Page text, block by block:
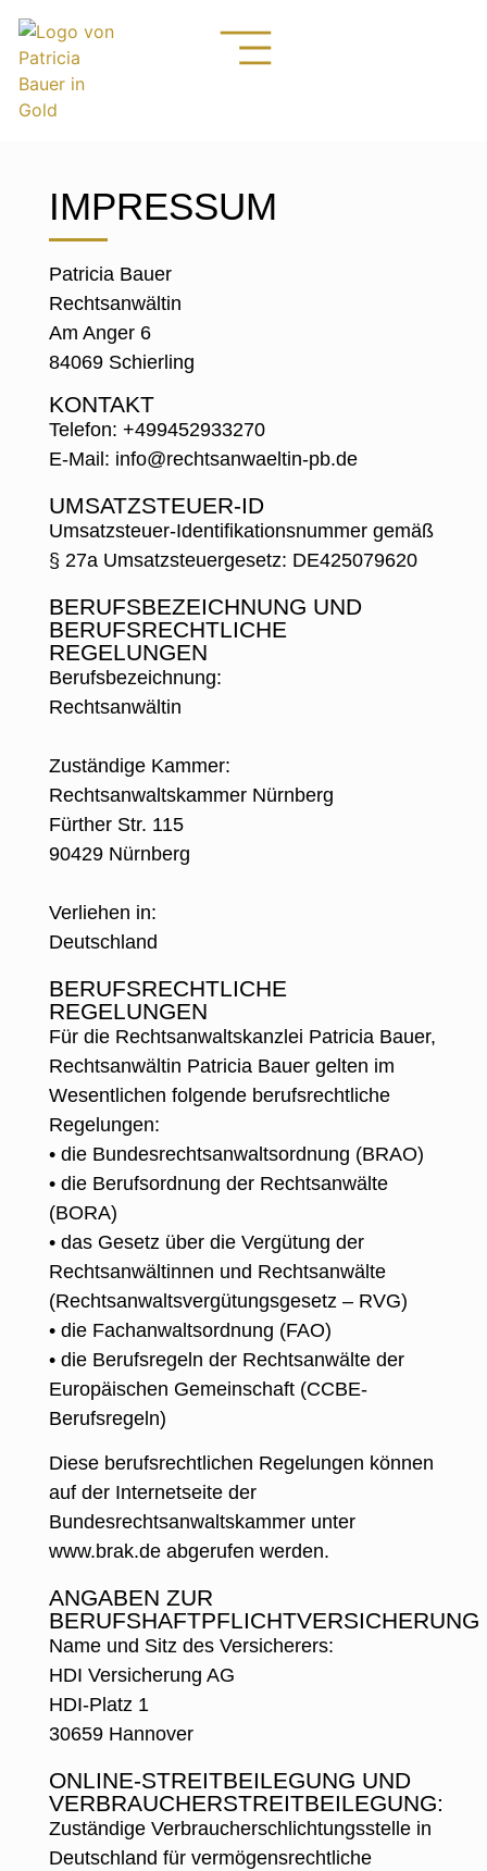
IMPRESSUM
Patricia Bauer
Rechtsanwältin
Am Anger 6
84069 Schierling
KONTAKT
Telefon: +499452933270
E-Mail: info@rechtsanwaeltin-pb.de
UMSATZSTEUER-ID
Umsatzsteuer-Identifikationsnummer gemäß
§ 27a Umsatzsteuergesetz: DE425079620
BERUFSBEZEICHNUNG UND
BERUFSRECHTLICHE
REGELUNGEN
Berufsbezeichnung:
Rechtsanwältin
Zuständige Kammer:
Rechtsanwaltskammer Nürnberg
Fürther Str. 115
90429 Nürnberg
Verliehen in:
Deutschland
BERUFSRECHTLICHE
REGELUNGEN
Für die Rechtsanwaltskanzlei Patricia Bauer,
Rechtsanwältin Patricia Bauer gelten im
Wesentlichen folgende berufsrechtliche
Regelungen:
• die Bundesrechtsanwaltsordnung (BRAO)
• die Berufsordnung der Rechtsanwälte
(BORA)
• das Gesetz über die Vergütung der
Rechtsanwältinnen und Rechtsanwälte
(Rechtsanwaltsvergütungsgesetz – RVG)
• die Fachanwaltsordnung (FAO)
• die Berufsregeln der Rechtsanwälte der
Europäischen Gemeinschaft (CCBE-
Berufsregeln)
Diese berufsrechtlichen Regelungen können
auf der Internetseite der
Bundesrechtsanwaltskammer unter
www.brak.de abgerufen werden.
ANGABEN ZUR
BERUFSHAFTPFLICHTVERSICHERUNG
Name und Sitz des Versicherers:
HDI Versicherung AG
HDI-Platz 1
30659 Hannover
ONLINE-STREITBEILEGUNG UND
VERBRAUCHERSTREITBEILEGUNG:
Zuständige Verbraucherschlichtungsstelle in
Deutschland für vermögensrechtliche